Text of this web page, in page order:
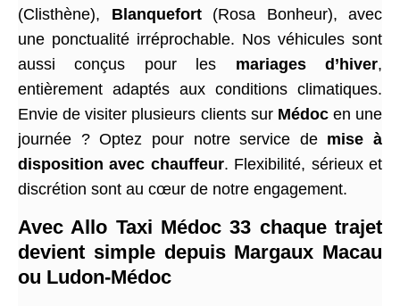
(Clisthène), Blanquefort(Rosa Bonheur), avec
une ponctualité irréprochable. Nos véhicules sont
aussi conçus pour les mariages d’hiver,
entièrement adaptés aux conditions climatiques.
Envie de visiter plusieurs clients sur Médocen une
journée ? Optez pour notre service de mise à
disposition avec chauffeur. Flexibilité, sérieux et
discrétion sont au cœur de notre engagement.
Avec Allo Taxi Médoc 33 chaque trajet
devient simple depuis Margaux Macau
ou Ludon-Médoc